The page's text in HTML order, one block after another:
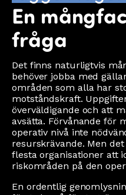
En
fråga
Det finns naturligtvis
behöver jobba med
områden som alla har
motståndskraft.
överväldigande och att
avsätta. Förvånande för
operativ nivå inte
resurskrävande. Men
flesta organisationer att
riskområden på den
En ordentlig